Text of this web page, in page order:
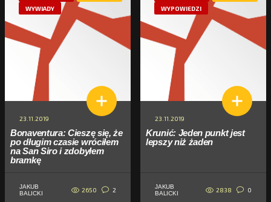
WYWIADY
23.11.2019
Bonaventura: Cieszę się, że
po długim czasie wróciłem
na San Siro i zdobyłem
bramkę
JAKUB
BALICKI
2650 2
WYPOWIEDZI
23.11.2019
Krunić: Jeden punkt jest
lepszy niż żaden
JAKUB
BALICKI
2838 0